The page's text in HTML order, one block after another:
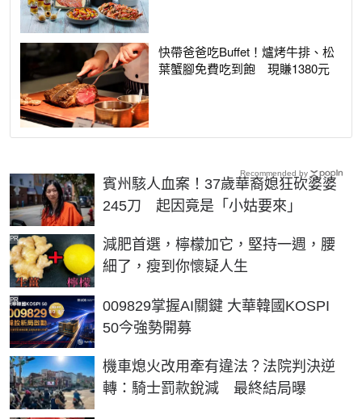
快帶爸爸吃Buffet！爐烤牛排、松
葉蟹腳免費吃到飽 現賺1380元
賓州駭人血案！37歲華裔媳狂砍婆婆
245刀 起因竟是「小姑要來」
減肥首選，檸檬加它，堅持一週，腰
細了，瘦到你懷疑人生
PR
009829掌握AI關鍵 大華韓國KOSPI
50今強勢開募
PR
機車熄火改用牽有違法？法院判決逆
轉：騎士罰款銳減 最終結局曝
Recommended by